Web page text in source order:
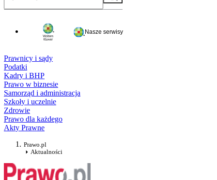
Nasze serwisy
Prawnicy i sądy
Podatki
Kadry i BHP
Prawo w biznesie
Samorząd i administracja
Szkoły i uczelnie
Zdrowie
Prawo dla każdego
Akty Prawne
Prawo.pl
Aktualności